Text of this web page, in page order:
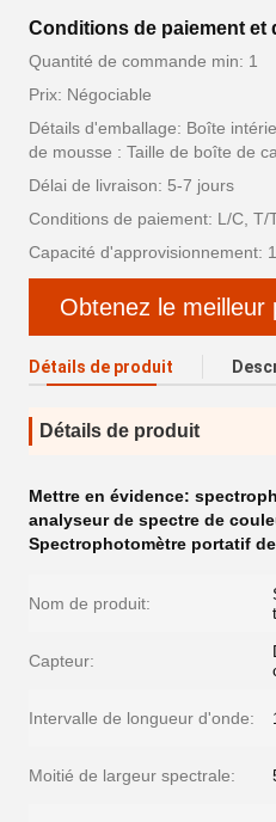
Conditions de paiement et
Quantité de commande min: 1
Prix: Négociable
Détails d'emballage: Boîte
de mousse : Taille de boîte de
Délai de livraison: 5-7 jours
Conditions de paiement: L/C, T/
Capacité d'approvisionnement:
Obtenez le meilleur
Détails de produit
Détails de produit
Mettre en évidence:
analyseur de spectre de
Spectrophotomètre portatif
Nom de produit:
Capteur:
Intervalle de longueur d'onde:
Moitié de largeur spectrale: